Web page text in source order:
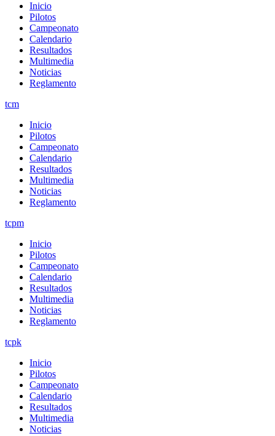
Inicio
Pilotos
Campeonato
Calendario
Resultados
Multimedia
Noticias
Reglamento
tcm
Inicio
Pilotos
Campeonato
Calendario
Resultados
Multimedia
Noticias
Reglamento
tcpm
Inicio
Pilotos
Campeonato
Calendario
Resultados
Multimedia
Noticias
Reglamento
tcpk
Inicio
Pilotos
Campeonato
Calendario
Resultados
Multimedia
Noticias